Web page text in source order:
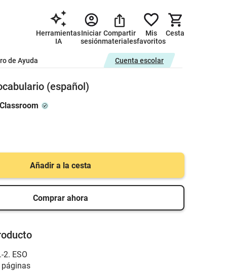
Herramientas
IA
Iniciar
sesión
Compartir
materiales
Mis
favoritos
Cesta
de Ayuda Cuenta escolar
(español)
Añadir a la cesta
Comprar ahora
2. ESO
páginas